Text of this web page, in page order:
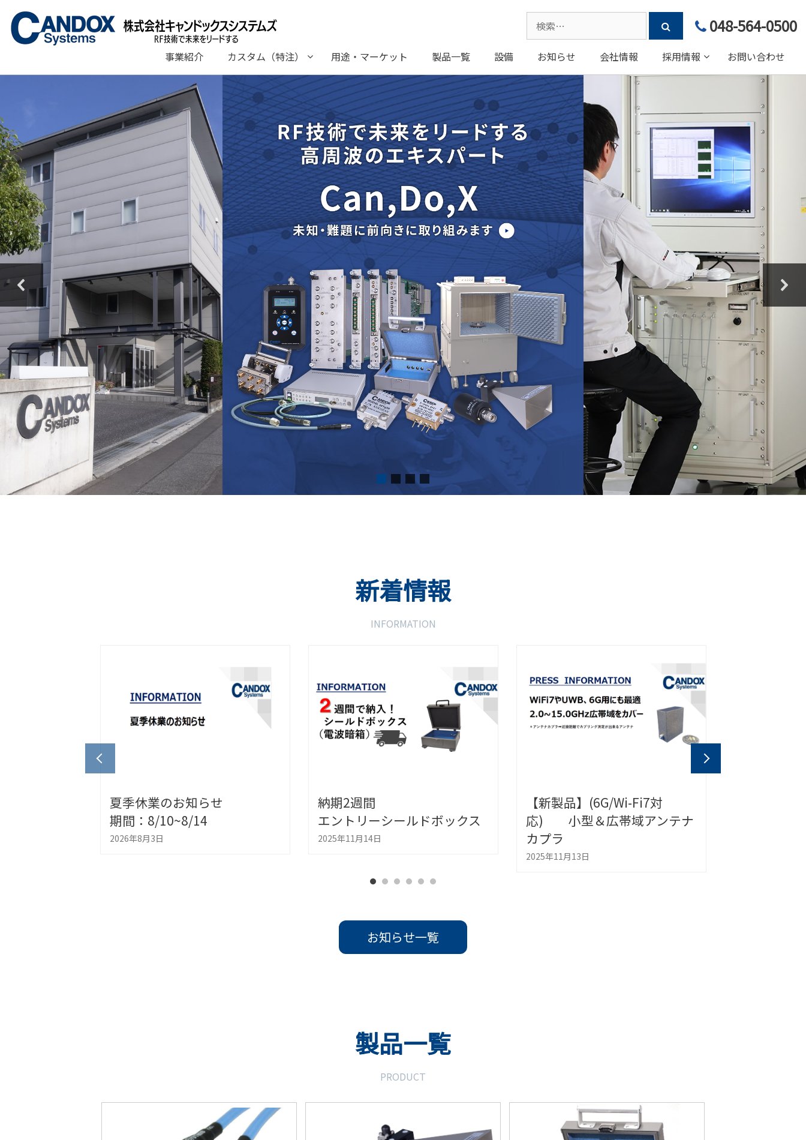
へ
ッ
プ
Search
for:
048-564-0500
事業紹介 カスタム（特注） 用途・マーケット 製品一覧 設備 お知らせ 会社情報 採用情報 お問い合わせ
新着情報
INFORMATION
納期2週間
エントリーシールドボックス
2025年11月14日
【新製品】(6G/Wi-Fi7対
応) 小型＆広帯域アンテナ
カプラ
【新製品】2連型同軸ラインス
トレッチャー 位相調整器
2025年6月4日
お知らせ一覧
製品一覧
PRODUCT